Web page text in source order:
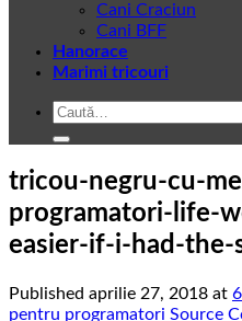
Cani Craciun
Cani BFF
Hanorace
Marimi tricouri
Caută
tricou-negru-cu-
programatori-life-
easier-if-i-had-the-
Published aprilie 27, 2018 at
pentru programatori Source